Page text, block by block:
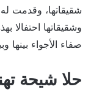
شقيقاتها، وقدمت
وشقيقاتها احتفالا
صفاء الأجواء بينها
حلا شيحة